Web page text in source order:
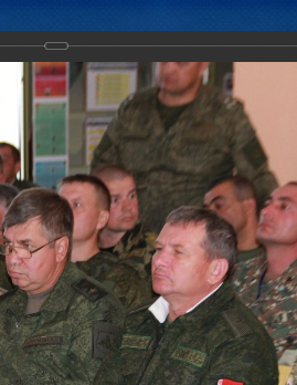
Аналитика Приоритеты
силами ОДКБ "Нерушимое